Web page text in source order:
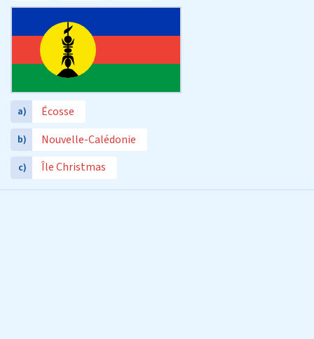
a) Écosse
b) Nouvelle-Calédonie
c) Île Christmas